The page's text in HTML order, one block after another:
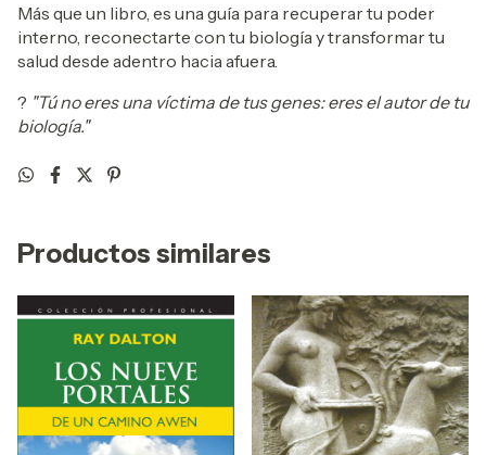
Más que un libro, es una guía para recuperar tu poder
interno, reconectarte con tu biología y transformar tu
salud desde adentro hacia afuera.
? "Tú no eres una víctima de tus genes: eres el autor de tu
biología."
Productos similares